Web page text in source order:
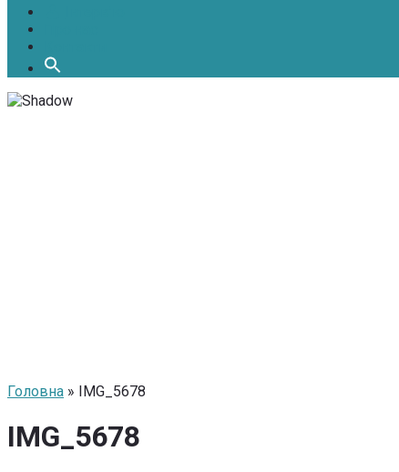
Головна » IMG_5678
IMG_5678